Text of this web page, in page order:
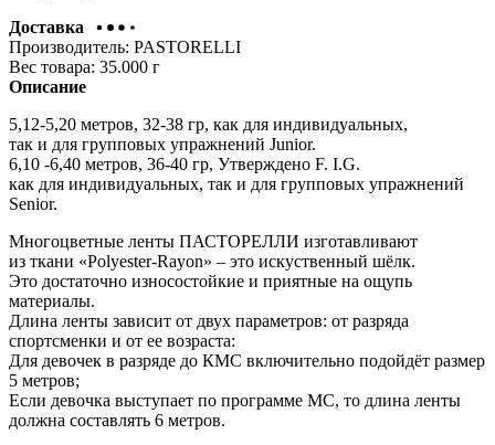
Доставка
Производитель: PASTORELLI
Вес товара: 35.000 г
Описание
5,12-5,20 метров, 32-38 гр, как для индивидуальных,
так и для групповых упражнений Junior.
6,10 -6,40 метров, 36-40 гр, Утверждено F. I.G.
как для индивидуальных, так и для групповых упражнений
Senior.
Многоцветные ленты ПАСТОРЕЛЛИ изготавливают
из ткани «Polyester-Rayon» – это искуственный шёлк.
Это достаточно износостойкие и приятные на ощупь
материалы.
Длина ленты зависит от двух параметров: от разряда
спортсменки и от ее возраста:
Для девочек в разряде до КМС включительно подойдёт размер
5 метров;
Если девочка выступает по программе МС, то длина ленты
должна составлять 6 метров.